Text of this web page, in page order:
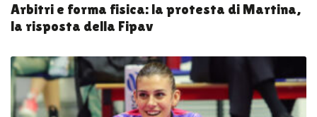
Arbitri e forma fisica: la protesta di Martina,
la risposta della Fipav